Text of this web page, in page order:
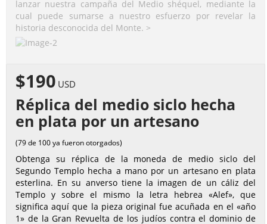
lanzar nuestra campaña del Medio shéquel, mediante la
cual puede sumarse a nuestro esfuerzo por revelar la
historia desconocida del Monte. >
$190 USD
Réplica del medio siclo hecha
en plata por un artesano
(79 de 100 ya fueron otorgados)
Obtenga su réplica de la moneda de medio siclo del
Segundo Templo hecha a mano por un artesano en plata
esterlina. En su anverso tiene la imagen de un cáliz del
Templo y sobre el mismo la letra hebrea «Alef», que
significa aquí que la pieza original fue acuñada en el «año
1» de la Gran Revuelta de los judíos contra el dominio de